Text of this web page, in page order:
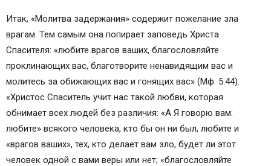
Итак, «Молитва задержания» содержит пожелание зла
врагам. Тем самым она попирает заповедь Христа
Спасителя: «любите врагов ваших, благословляйте
проклинающих вас, благотворите ненавидящим вас и
молитесь за обижающих вас и гонящих вас» (Мф. 5:44).
«Христос Спаситель учит нас такой любви, которая
обнимает всех людей без различия: «А Я говорю вам:
любите» всякого человека, кто бы он ни был, любите и
«врагов ваших», тех, кто делает вам зло, будет ли этот
человек одной с вами веры или нет; «благословляйте